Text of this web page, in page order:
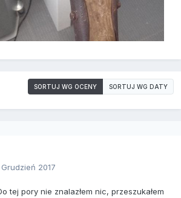
SORTUJ WG OCENY SORTUJ WG DATY
2017
tej pory nie znalazłem nic, przeszukałem